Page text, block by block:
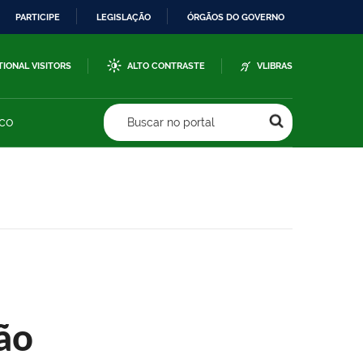
PARTICIPE LEGISLAÇÃO ÓRGÃOS DO GOVERNO
VISITORS ALTO CONTRASTE VLIBRAS
Buscar no portal